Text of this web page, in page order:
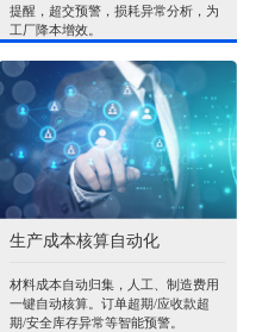
提醒，超交预警，损耗异常分析，为
工厂降本增效。
生产成本核算自动化
材料成本自动归集，人工、制造费用
一键自动核算。订单超期/应收款超
期/安全库存异常等智能预警。